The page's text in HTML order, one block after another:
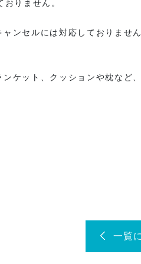
りません。
ンセルには対応しておりませ
ンケット、クッションや枕な
一覧